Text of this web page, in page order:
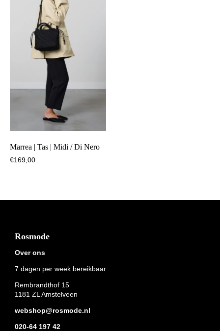
Marrea | Tas | Midi / Di Nero
€169,00
Footer
Rosmode
Over ons
7 dagen per week bereikbaar
Rembrandthof 15
1181 ZL Amstelveen
webshop@rosmode.nl
020-64 197 42